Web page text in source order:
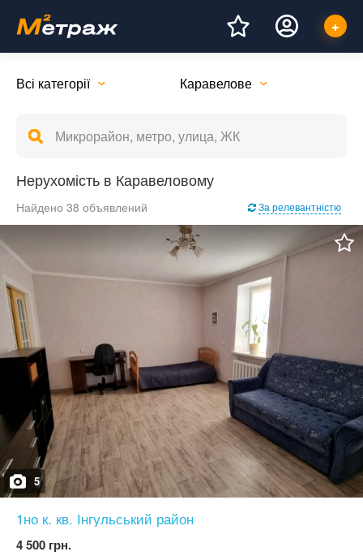
Всі категорії Каравелове
Нерухомість в Каравеловому
Найдено 38 объявлений За релевантністю
5
1но к. кв. Інгульський район
4 500 грн.